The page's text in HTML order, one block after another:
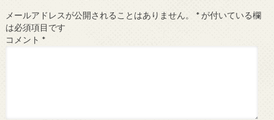
メールアドレスが公開されることはありません。 *が付いている欄
は必須項目です
コメント *